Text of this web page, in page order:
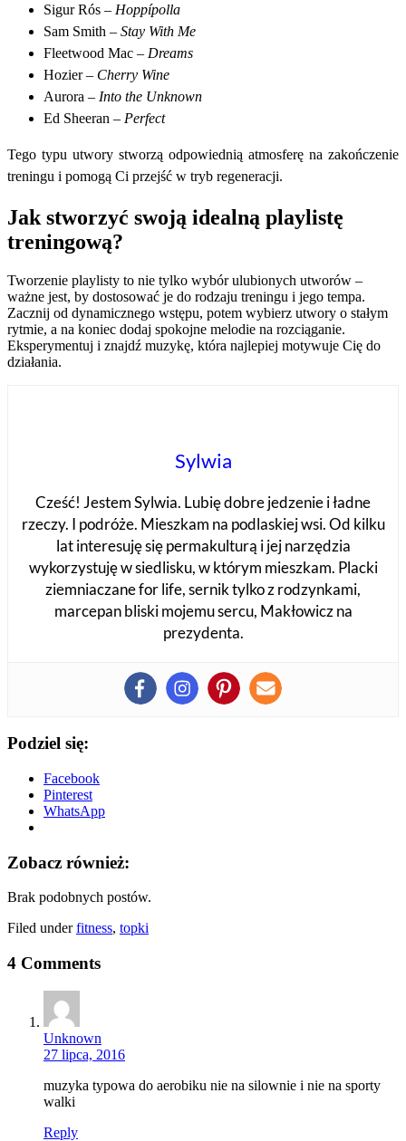
Sigur Rós – Hoppípolla
Sam Smith – Stay With Me
Fleetwood Mac – Dreams
Hozier – Cherry Wine
Aurora – Into the Unknown
Ed Sheeran – Perfect
Tego typu utwory stworzą odpowiednią atmosferę na zakończenie
treningu i pomogą Ci przejść w tryb regeneracji.
Jak stworzyć swoją idealną playlistę
treningową?
Tworzenie playlisty to nie tylko wybór ulubionych utworów –
ważne jest, by dostosować je do rodzaju treningu i jego tempa.
Zacznij od dynamicznego wstępu, potem wybierz utwory o stałym
rytmie, a na koniec dodaj spokojne melodie na rozciąganie.
Eksperymentuj i znajdź muzykę, która najlepiej motywuje Cię do
działania.
Sylwia
Cześć! Jestem Sylwia. Lubię dobre jedzenie i ładne
rzeczy. I podróże. Mieszkam na podlaskiej wsi. Od kilku
lat interesuję się permakulturą i jej narzędzia
wykorzystuję w siedlisku, w którym mieszkam. Placki
ziemniaczane for life, sernik tylko z rodzynkami,
marcepan bliski mojemu sercu, Makłowicz na
prezydenta.
Podziel się:
Facebook
Pinterest
WhatsApp
Zobacz również:
Brak podobnych postów.
Filed underfitness, topki
4 Comments
Unknown
27 lipca, 2016
muzyka typowa do aerobiku nie na silownie i nie na sporty
walki
Reply